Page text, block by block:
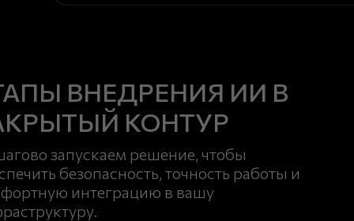
ВНЕДРЕНИЯ ИИ В
КОНТУР
запускаем решение, чтобы
безопасность, точность работы и
интеграцию в вашу